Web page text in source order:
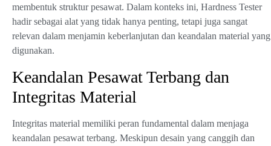
membentuk struktur pesawat. Dalam konteks ini, Hardness Tester
hadir sebagai alat yang tidak hanya penting, tetapi juga sangat
relevan dalam menjamin keberlanjutan dan keandalan material yang
digunakan.
Keandalan Pesawat Terbang dan
Integritas Material
Integritas material memiliki peran fundamental dalam menjaga
keandalan pesawat terbang. Meskipun desain yang canggih dan